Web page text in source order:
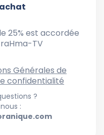
25% est accordée
raHma-TV
Générales de
confidentialité
?
: